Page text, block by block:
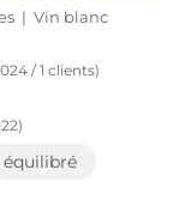
| Vin blanc
/ 1 clients)
équilibré